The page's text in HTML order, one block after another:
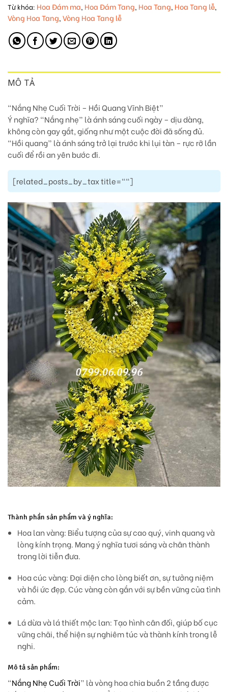
Từ khóa: Hoa Đám ma, Hoa Đám Tang, Hoa Tang, Hoa Tang lễ,
Vòng Hoa Tang, Vòng Hoa Tang lễ
MÔ TẢ
“Nắng Nhẹ Cuối Trời – Hồi Quang Vĩnh Biệt”
Ý nghĩa? “Nắng nhẹ” là ánh sáng cuối ngày – dịu dàng,
không còn gay gắt, giống như một cuộc đời đã sống đủ.
“Hồi quang” là ánh sáng trở lại trước khi lụi tàn – rực rỡ lần
cuối để rồi an yên bước đi.
[related_posts_by_tax title=""]
Thành phần sản phẩm và ý nghĩa:
Hoa lan vàng: Biểu tượng của sự cao quý, vinh quang và
lòng kính trọng. Mang ý nghĩa tươi sáng và chân thành
trong lời tiễn đưa.
Hoa cúc vàng:Đại diện cho lòng biết ơn, sự tưởng niệm
và hồi ức đẹp. Cúc vàng còn gắn với sự bền vững của tình
cảm.
Lá dừa và lá thiết mộc lan:Tạo hình cân đối, giúp bố cục
vững chãi, thể hiện sự nghiêm túc và thành kính trong lễ
nghi.
Mô tả sản phẩm:
“Nắng Nhẹ Cuối Trời” là vòng hoa chia buồn 2 tầng được